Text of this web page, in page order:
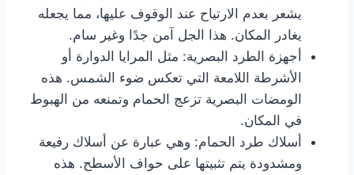
يشعر بعدم الارتياح عند الوقوف عليها، مما يجعله
يغادر المكان. هذا الجل آمن جدًا وغير سام.
أجهزة الطرد البصرية: مثل المرايا الدوارة أو
الأشرطة اللامعة التي تعكس ضوء الشمس. هذه
الومضات البصرية تزعج الحمام وتمنعه من الهبوط
في المكان.
أسلاك طرد الحمام: وهي عبارة عن أسلاك رفيعة
ومشدودة يتم تثبيتها على حواف الأسطح. هذه